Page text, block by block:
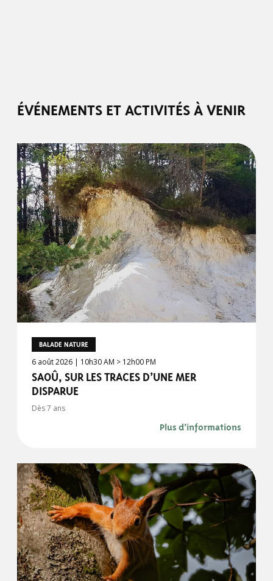
ÉVÉNEMENTS ET ACTIVITÉS À VENIR
BALADE NATURE
6 août 2026 | 10h30 AM > 12h00 PM
SAOÛ, SUR LES TRACES D’UNE MER
DISPARUE
Dès 7 ans
Plus d’informations